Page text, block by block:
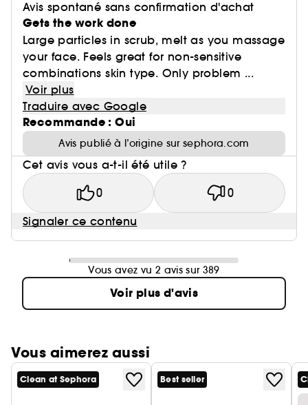
Avis spontané sans confirmation d'achat
Gets the work done
Large particles in scrub, melt as you massage
your face. Feels great for non-sensitive
combinations skin type. Only problem ...
Voir plus
Traduire avec Google
Recommande : Oui
Avis publié à l’origine sur sephora.com
Cet avis vous a-t-il été utile ?
0 0
Signaler ce contenu
Vous avez vu 2 avis sur 389
Voir plus d'avis
Vous aimerez aussi
Clean at Sephora Best seller